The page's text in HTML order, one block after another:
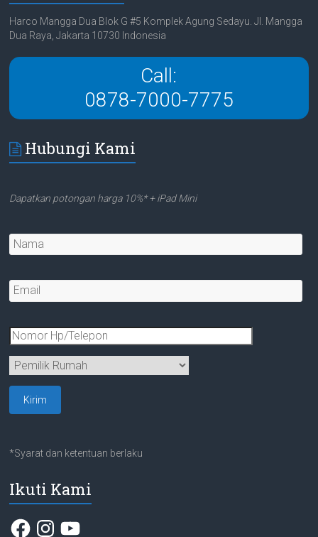
Harco Mangga Dua Blok G #5 Komplek Agung Sedayu. Jl. Mangga
Dua Raya, Jakarta 10730 Indonesia
Call:
0878-7000-7775
Hubungi Kami
Dapatkan potongan harga 10%* + iPad Mini
*Syarat dan ketentuan berlaku
Ikuti Kami
FacebookInstagram
YouTube